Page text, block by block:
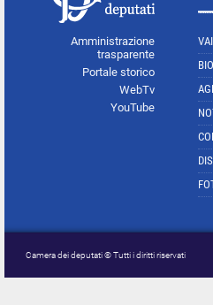
Amministrazione
trasparente
Portale storico
WebTv
YouTube
Camera dei deputati © Tutti i diritti riservati